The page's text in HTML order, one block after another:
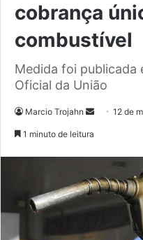
cobrança
combustível
Medida foi publicada
Oficial da União
Marcio Trojahn
Mande12 de
1 minuto de leitura